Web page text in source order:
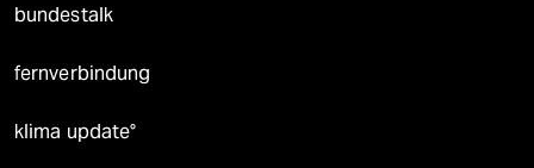
bundestalk
fernverbindung
klima update°